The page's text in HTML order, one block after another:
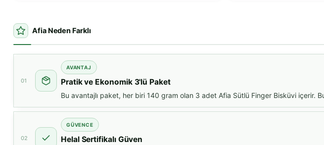
Afia Neden Farklı
01
AVANTAJ
Pratik ve Ekonomik 3'lü Paket
Bu avantajlı paket, her biri 140 gram olan 3 adet Afia Sütlü Finger Bisküvi içerir.
02
GÜVENCE
Helal Sertifikalı Güven